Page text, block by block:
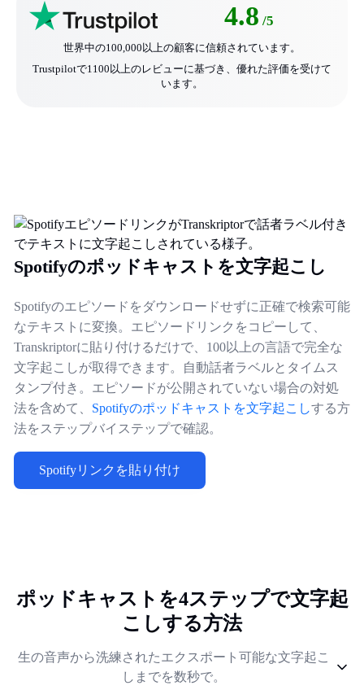
4.8 /5
世界中の100,000以上の顧客に信頼されています。
Trustpilotで1100以上のレビューに基づき、優れた評価を受けて
います。
Spotifyのポッドキャストを文字起こし
Spotifyのエピソードをダウンロードせずに正確で検索可能
なテキストに変換。エピソードリンクをコピーして、
Transkriptorに貼り付けるだけで、100以上の言語で完全な
文字起こしが取得できます。自動話者ラベルとタイムス
タンプ付き。エピソードが公開されていない場合の対処
法を含めて、 Spotifyのポッドキャストを文字起こしする方
法をステップバイステップで確認。
Spotifyリンクを貼り付け
ポッドキャストを4ステップで文字起
こしする方法
生の音声から洗練されたエクスポート可能な文字起こ
しまでを数秒で。